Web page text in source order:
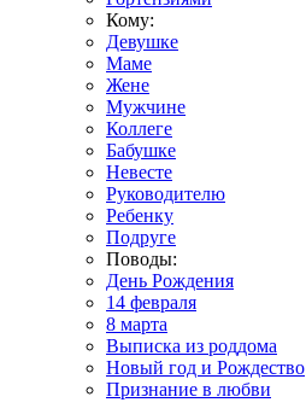
Кому:
Девушке
Маме
Жене
Мужчине
Коллеге
Бабушке
Невесте
Руководителю
Ребенку
Подруге
Поводы:
День Рождения
14 февраля
8 марта
Выписка из роддома
Новый год и Рождество
Признание в любви